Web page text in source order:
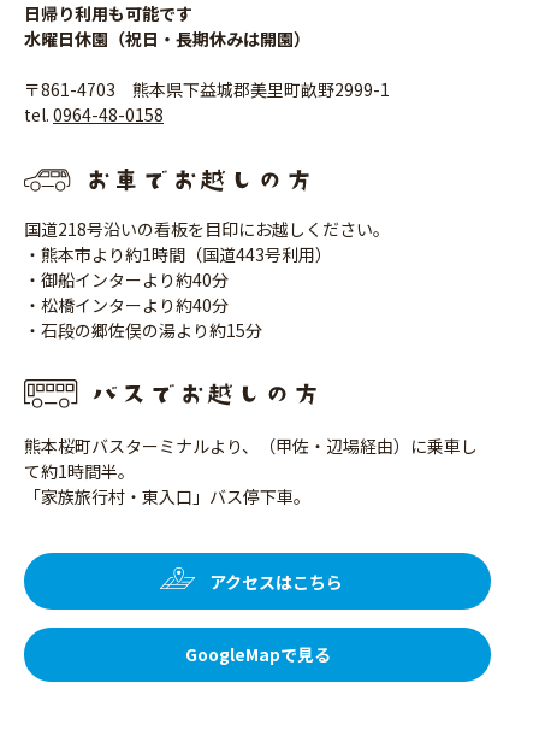
日帰り利用も可能です
水曜日休園（祝日・長期休みは開園）
〒861-4703 熊本県下益城郡美里町畝野2999-1
tel. 0964-48-0158
国道218号沿いの看板を目印にお越しください。
・熊本市より約1時間（国道443号利用）
・御船インターより約40分
・松橋インターより約40分
・石段の郷佐俣の湯より約15分
熊本桜町バスターミナルより、（甲佐・辺場経由）に乗車し
て約1時間半。
「家族旅行村・東入口」バス停下車。
アクセスはこちら
GoogleMapで見る